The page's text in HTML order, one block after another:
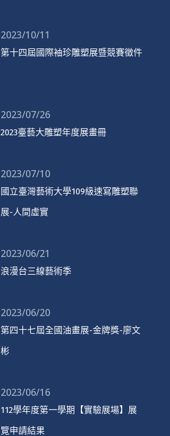
2023/10/11
第十四屆國際袖珍雕塑展暨競賽徵件
2023/07/26
2023臺藝大雕塑年度展畫冊
2023/07/10
國立臺灣藝術大學109級速寫雕塑聯
展-人間虛實
2023/06/21
浪漫台三線藝術季
2023/06/20
第四十七屆全國油畫展-金牌獎-廖文
彬
2023/06/16
112學年度第一學期【實驗展場】展
覽申請結果